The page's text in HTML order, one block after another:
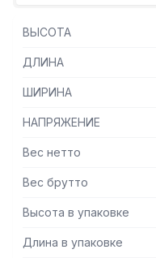
оборудованием.
общественного питания.
Особенности:
– Корпус из
обзор хранимой
– Режим
– Термостат
торговый ряд
ВЫСОТА
ДЛИНА
ШИРИНА
НАПРЯЖЕНИЕ
Вес нетто
Вес брутто
Высота в упаковке
Длина в упаковке